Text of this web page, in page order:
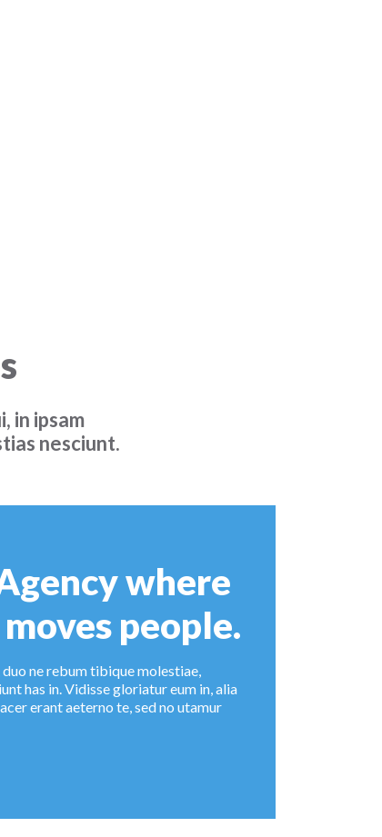
in ipsam
nesciunt.
where
people.
ne rebum tibique molestiae,
has in. Vidisse gloriatur eum in, alia
erant aeterno te, sed no utamur